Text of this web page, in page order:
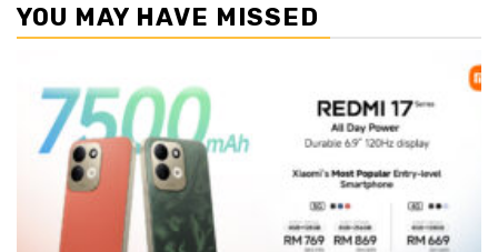
YOU MAY HAVE MISSED